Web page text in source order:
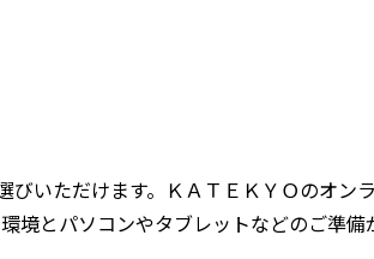
いただけます。ＫＡＴＥＫＹＯのオン
境とパソコンやタブレットなどのご準備